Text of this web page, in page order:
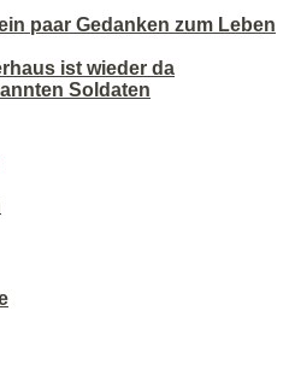
paar Gedanken zum Leben
ist wieder da
Soldaten